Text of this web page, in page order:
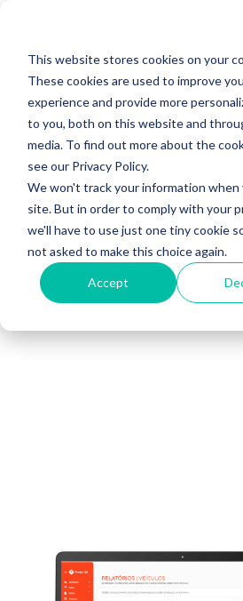
This website stores cookies on your
These cookies are used to improve
experience and provide more
to you, both on this website and
media. To find out more about the
see our Privacy Policy.
We won't track your information when
site. But in order to comply with your
we'll have to use just one tiny cookie
not asked to make this choice again.
Accept
Desconto de
em Multas
Empresas com até 10 carros podem
plataforma sem mensalidades
Solução apenas para empresas
Análise